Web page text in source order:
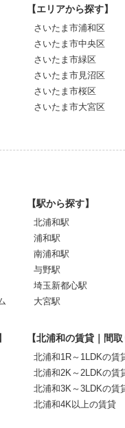
【エリアから探す】
さいたま市浦和区
さいたま市中央区
さいたま市緑区
さいたま市見沼区
さいたま市桜区
さいたま市大宮区
【駅から探す】
北浦和駅
浦和駅
南浦和駅
与野駅
埼玉新都心駅
大宮駅
【北浦和の賃貸｜間取
北浦和1R～1LDKの賃
北浦和2K～2LDKの賃
北浦和3K～3LDKの賃
北浦和4K以上の賃貸